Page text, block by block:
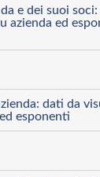
e dei suoi
azienda ed
dati da
esponenti